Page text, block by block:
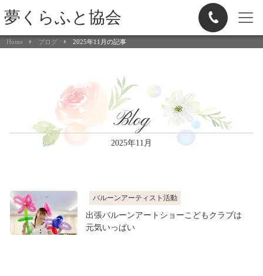
夢くらふと協会
Home ブログ 2025年11月の記事
Blog
2025年11月
バルーンアーティスト活動
出張バルーンアートショーこどもクラブは
元気いっぱい